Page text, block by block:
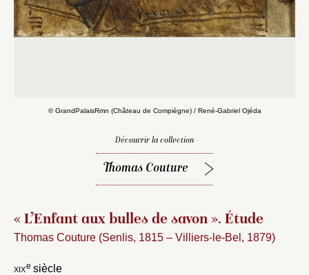
© GrandPalaisRmn (Château de Compiègne) / René-Gabriel Ojéda
- Découvrir la collection -
Thomas Couture
« L’Enfant aux bulles de savon ». Étude
Thomas Couture (Senlis, 1815 – Villiers-le-Bel, 1879)
xixe siècle